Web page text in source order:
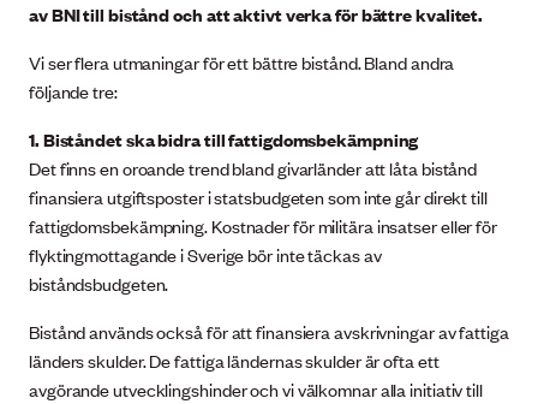
av BNI till bistånd och att aktivt verka för bättre kvalitet.
Vi ser flera utmaningar för ett bättre bistånd. Bland andra
följande tre:
1. Biståndet ska bidra till fattigdomsbekämpning
Det finns en oroande trend bland givarländer att låta bistånd
finansiera utgiftsposter i statsbudgeten som inte går direkt till
fattigdomsbekämpning. Kostnader för militära insatser eller för
flyktingmottagande i Sverige bör inte täckas av
biståndsbudgeten.
Bistånd används också för att finansiera avskrivningar av fattiga
länders skulder. De fattiga ländernas skulder är ofta ett
avgörande utvecklingshinder och vi välkomnar alla initiativ till